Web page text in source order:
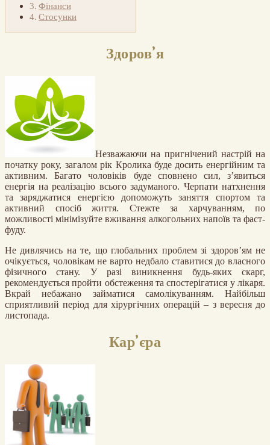
Фінанси
Стосунки
Здоров’я
Незважаючи на пригнічений настрій на
початку року, загалом рік Кролика буде досить енергійним та
активним. Багато чоловіків буде сповнено сил, з’явиться
енергія на реалізацію всього задуманого. Черпати натхнення
та заряджатися енергією допоможуть заняття спортом та
активний спосіб життя. Стежте за харчуванням, по
можливості мінімізуйте вживання алкогольних напоїв та фаст-
фуду.
Не дивлячись на те, що глобальних проблем зі здоров’ям не
очікується, чоловікам не варто недбало ставитися до власного
фізичного стану. У разі виникнення будь-яких скарг,
рекомендується пройти обстеження та спостерігатися у лікаря.
Вкрай небажано займатися самолікуванням. Найбільш
сприятливий період для хірургічних операцій – з вересня до
листопада.
Кар’єра